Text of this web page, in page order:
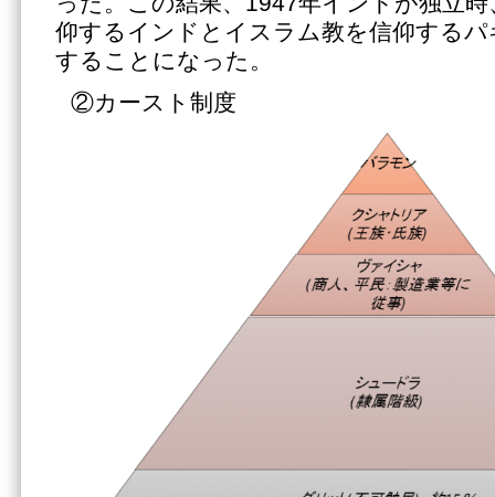
仰するインドとイスラム教を信仰する
することになった。
②カースト制度